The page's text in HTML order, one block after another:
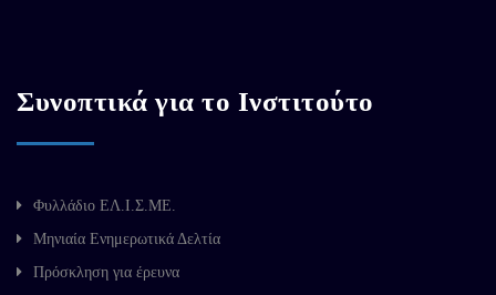
Συνοπτικά για το Ινστιτούτο
Φυλλάδιο ΕΛ.Ι.Σ.ΜΕ.
Μηνιαία Ενημερωτικά Δελτία
Πρόσκληση για έρευνα